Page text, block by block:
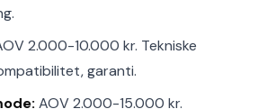
2.000-10.000 kr. Tekniske
garanti.
AOV 2.000-15.000 kr.